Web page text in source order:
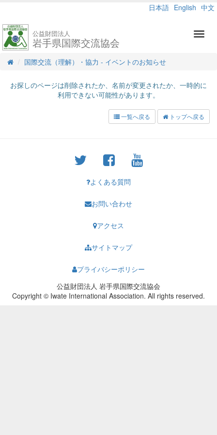
日本語 English 中文
公益財団法人
岩手県国際交流協会
国際交流（理解）・協力 - イベントのお知らせ
お探しのページは削除されたか、名前が変更されたか、一時的に
利用できない可能性があります。
一覧へ戻る トップへ戻る
よくある質問
お問い合わせ
アクセス
サイトマップ
プライバシーポリシー
公益財団法人 岩手県国際交流協会
Copyright © Iwate International Association. All rights reserved.